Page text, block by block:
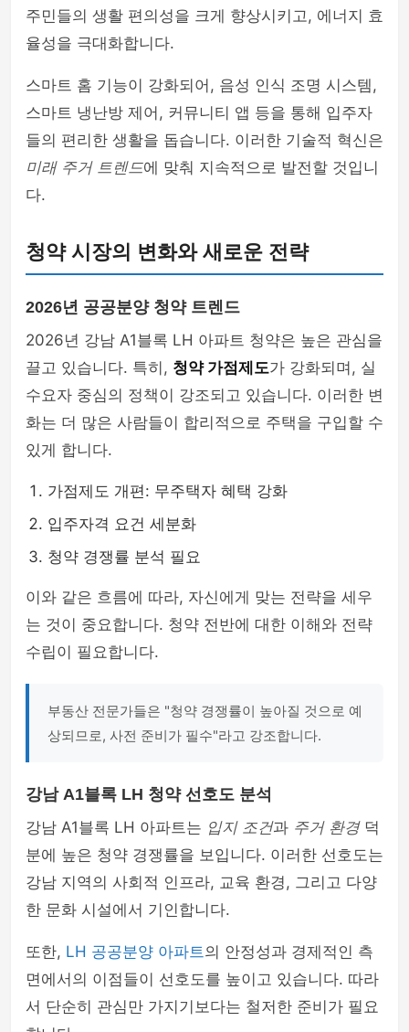
주민들의 생활 편의성을 크게 향상시키고, 에너지 효
율성을 극대화합니다.
스마트 홈 기능이 강화되어, 음성 인식 조명 시스템,
스마트 냉난방 제어, 커뮤니티 앱 등을 통해 입주자
들의 편리한 생활을 돕습니다. 이러한 기술적 혁신은
미래 주거 트렌드에 맞춰 지속적으로 발전할 것입니
다.
청약 시장의 변화와 새로운 전략
2026년 공공분양 청약 트렌드
2026년 강남 A1블록 LH 아파트 청약은 높은 관심을
끌고 있습니다. 특히, 청약 가점제도가 강화되며, 실
수요자 중심의 정책이 강조되고 있습니다. 이러한 변
화는 더 많은 사람들이 합리적으로 주택을 구입할 수
있게 합니다.
가점제도 개편: 무주택자 혜택 강화
입주자격 요건 세분화
청약 경쟁률 분석 필요
이와 같은 흐름에 따라, 자신에게 맞는 전략을 세우
는 것이 중요합니다. 청약 전반에 대한 이해와 전략
수립이 필요합니다.
부동산 전문가들은 "청약 경쟁률이 높아질 것으로 예
상되므로, 사전 준비가 필수"라고 강조합니다.
강남 A1블록 LH 청약 선호도 분석
강남 A1블록 LH 아파트는 입지 조건과 주거 환경덕
분에 높은 청약 경쟁률을 보입니다. 이러한 선호도는
강남 지역의 사회적 인프라, 교육 환경, 그리고 다양
한 문화 시설에서 기인합니다.
또한, LH 공공분양 아파트의 안정성과 경제적인 측
면에서의 이점들이 선호도를 높이고 있습니다. 따라
서 단순히 관심만 가지기보다는 철저한 준비가 필요